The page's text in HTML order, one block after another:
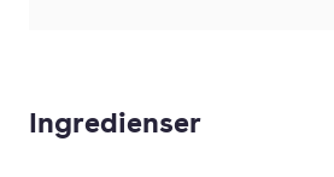
Ingredienser